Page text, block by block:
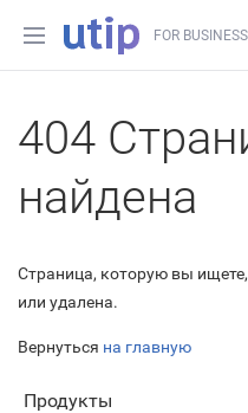
FOR BUSINESS
404
найдена
Страница, которую вы
или удалена.
Вернуться на главную
Продукты